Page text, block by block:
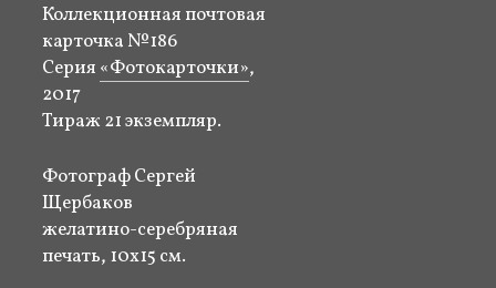
Коллекционная почтовая
карточка №186
Серия «Фотокарточки»,
2017
Тираж 21 экземпляр.
Фотограф Сергей
Щербаков
желатино-серебряная
печать, 10х15 см.